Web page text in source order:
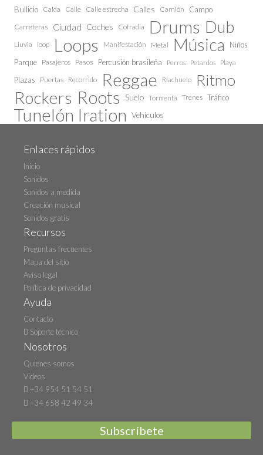
Bullicio Caida Calle Calle estrecha Calles Camión Campo
Carreteras Ciudad Coches Cofradía Drums Dub
Lluvia loop Loops Manifestación Metal Música
Niños
Parque Pasajeros Pasos Percusión brasileña Perros Petardos Playa
Plazas Puertas Recorrido Reggae Riachuelo Ritmo
Rockers Roots Suelo Tormenta Trenes Tráfico
Tunelón Iration Vehículos
Enlaces rápidos
Inicio
Sonidos
Sonidos a medida
Creación musical
Sonidos gratis
Recursos
Preguntas frecuentes
Mapa del sitio
Aviso legal
Política de privacidad
Ayuda
Contacto
Soporte técnico
Nosotros
Quienes somos
Videos
+34 954 51 54 51
+34 658 42 49 34
Subscríbete